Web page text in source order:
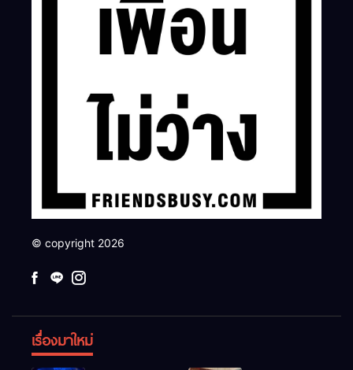
© copyright 2026
เรื่องมาใหม่